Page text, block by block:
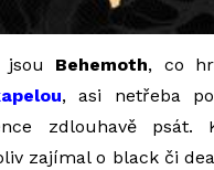
jsou Behemoth, co
, asi netřeba
zdlouhavě psát.
zajímal o black či